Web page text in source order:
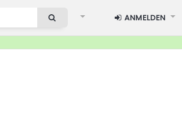
ANMELDEN